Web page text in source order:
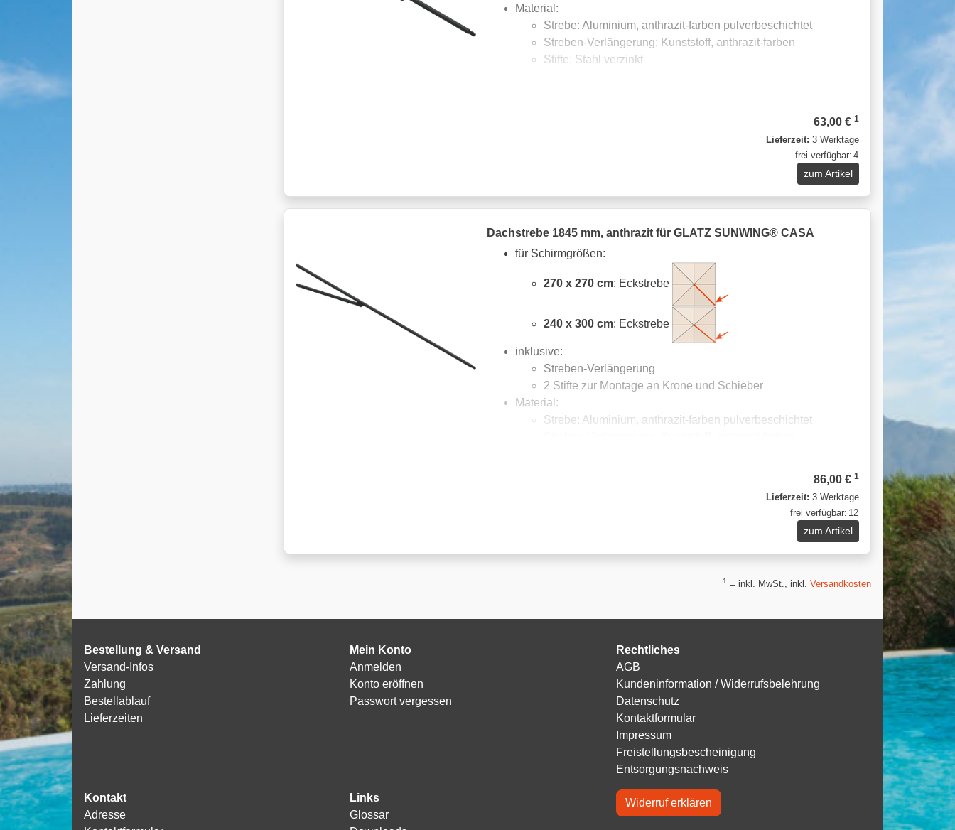
Material:
Strebe: Aluminium, anthrazit-farben pulverbeschichtet
Streben-Verlängerung: Kunststoff, anthrazit-farben
Stifte: Stahl verzinkt
63,00 € 1
Lieferzeit: 3 Werktage
frei verfügbar: 4
zum Artikel
Dachstrebe 1845 mm, anthrazit für GLATZ SUNWING® CASA
für Schirmgrößen:
270 x 270 cm: Eckstrebe
240 x 300 cm: Eckstrebe
inklusive:
Streben-Verlängerung
2 Stifte zur Montage an Krone und Schieber
Material:
Strebe: Aluminium, anthrazit-farben pulverbeschichtet
86,00 € 1
Lieferzeit: 3 Werktage
frei verfügbar: 12
zum Artikel
1 = inkl. MwSt., inkl. Versandkosten
Bestellung & Versand
Versand-Infos
Zahlung
Bestellablauf
Lieferzeiten
Mein Konto
Anmelden
Konto eröffnen
Passwort vergessen
Rechtliches
AGB
Kundeninformation / Widerrufsbelehrung
Datenschutz
Kontaktformular
Impressum
Freistellungsbescheinigung
Entsorgungsnachweis
Kontakt
Adresse
Links
Glossar
Widerruf erklären